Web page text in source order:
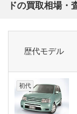
ドの買取相場・
歴代モデル
初代